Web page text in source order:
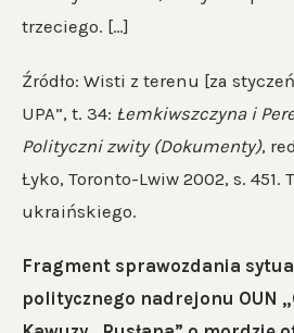
trzeciego. […]
Źródło: Wisti z terenu [za
UPA”, t. 34: Łemkiwszczyna i
Polityczni zwity (Dokumenty),
Łyko, Toronto-Lwiw 2002, s. 451.
ukraińskiego.
Fragment sprawozdania
politycznego nadrejonu OUN